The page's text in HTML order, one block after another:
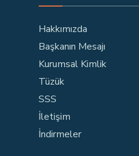
Hakkımızda
Başkanın Mesajı
Kurumsal Kimlik
Tüzük
SSS
İletişim
İndirmeler